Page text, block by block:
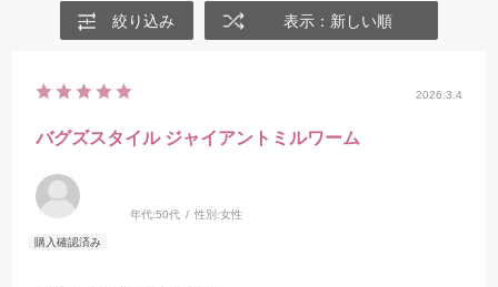
絞り込み 表示：新しい順
2026.3.4
バグズスタイル ジャイアントミルワーム
年代:50代 性別:女性